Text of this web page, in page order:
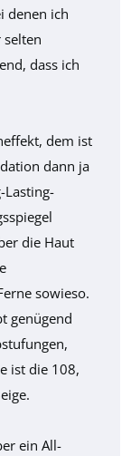
denen ich
dass ich
dem ist
dann ja
Lasting-
die Haut
sowieso.
genügend
ist die 108,
ein All-